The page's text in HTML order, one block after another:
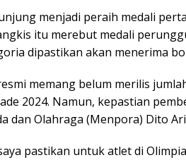
menjadi peraih medali
itu merebut medali
dipastikan akan menerima
memang belum merilis
2024. Namun, kepastian
dan Olahraga (Menpora) Dito
pastikan untuk atlet di